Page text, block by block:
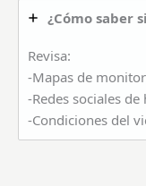
¿Cómo saber
Revisa:
-Mapas de
-Redes sociales de
-Condiciones del